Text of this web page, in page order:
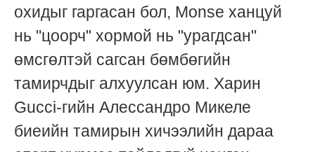
охидыг гаргасан бол, Monse ханцуй
нь "цоорч" хормой нь "урагдсан"
өмсгөлтэй сагсан бөмбөгийн
тамирчдыг алхуулсан юм. Харин
Gucci-гийн Алессандро Микеле
биеийн тамирын хичээлийн дараа